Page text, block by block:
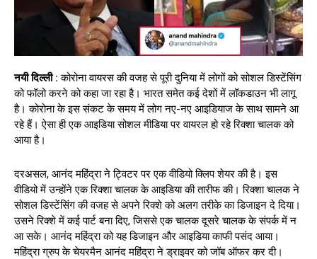
नयी दिल्ली : कोरोना वायरस की वजह से पूरी दुनिया में लोगों को सोशल डिस्टेंसिंग
को फॉलो करने को कहा जा रहा है। भारत समेत कई देशों में लॉकडाउन भी लागू
है। कोरोना के इस संकट के समय में लोग नए-नए आइडियाज के साथ सामने आ
रहे हैं। ऐसा ही एक आइडिया सोशल मीडिया पर वायरल हो रहे रिक्शा चालक को
आया है।
दरअसल, आनंद महिंद्रा ने ट्विटर पर एक वीडियो क्लिप शेयर की है। इस
वीडियो में उन्होंने एक रिक्शा चालक के आइडिया की तारीफ की। रिक्शा चालक ने
सोशल डिस्टेंसिंग की वजह से अपने रिक्शे को अलग तरीके का डिजाइन दे दिया।
उसने रिक्शे में कई पार्ट बना दिए, जिससे एक चालक दूसरे चालक के संपर्क में न
आ सके। आनंद महिंद्रा को यह डिजाइन और आइडिया काफी पसंद आया।
महिंद्रा ग्रुप के चेयरमैन आनंद महिंद्रा ने ड्राइवर को जॉब ऑफर कर दी।